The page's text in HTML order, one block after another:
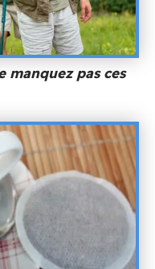
manquez pas ces